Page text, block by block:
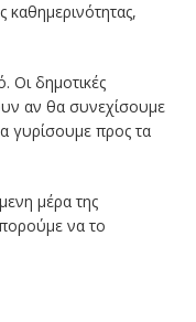
Οι δημοτικές
αν θα συνεχίσουμε
γυρίσουμε προς τα
μέρα της
να το